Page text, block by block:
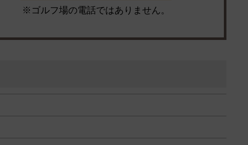
※ゴルフ場の電話ではありません。